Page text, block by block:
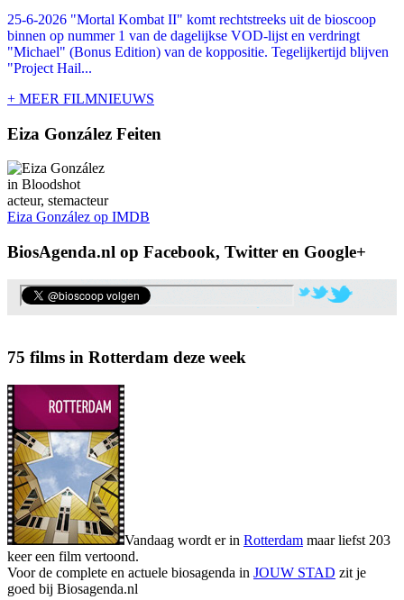
25-6-2026 "Mortal Kombat II" komt rechtstreeks uit de bioscoop
binnen op nummer 1 van de dagelijkse VOD-lijst en verdringt
"Michael" (Bonus Edition) van de koppositie. Tegelijkertijd blijven
"Project Hail...
+ MEER FILMNIEUWS
Eiza González Feiten
acteur, stemacteur
Eiza González op IMDB
BiosAgenda.nl op Facebook, Twitter en Google+
75 films in Rotterdam deze week
Vandaag wordt er in Rotterdam maar liefst 203
keer een film vertoond.
Voor de complete en actuele biosagenda in JOUW STAD zit je
goed bij Biosagenda.nl